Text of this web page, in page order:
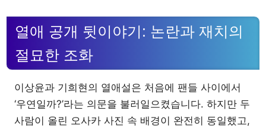
열애 공개 뒷이야기: 논란과 재치의
절묘한 조화
이상윤과 기희현의 열애설은 처음에 팬들 사이에서
‘우연일까?’라는 의문을 불러일으켰습니다. 하지만 두
사람이 올린 오사카 사진 속 배경이 완전히 동일했고,